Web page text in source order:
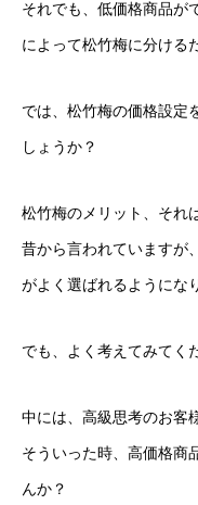
それでも、低価格商品が
によって松竹梅に分ける
では、松竹梅の価格設定
しょうか？
松竹梅のメリット、それ
昔から言われていますが
がよく選ばれるようにな
でも、よく考えてみてく
中には、高級思考のお客
そういった時、高価格商
んか？